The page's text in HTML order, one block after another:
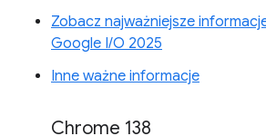
Zobacz najważniejsze
Google I/O 2025
Inne ważne informacje
Chrome 138